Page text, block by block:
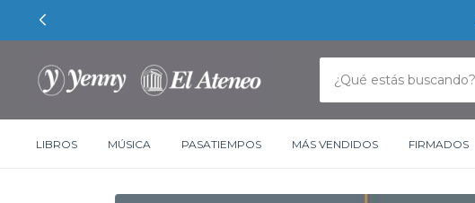
LIBROS MÚSICA PASATIEMPOS MÁS VENDIDOS FIRMADOS